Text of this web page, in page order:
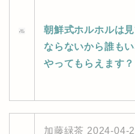
朝鮮式ホルホルは
ならないから誰も
やってもらえます？
加藤緑茶 2024-04-